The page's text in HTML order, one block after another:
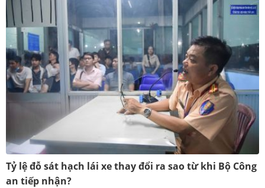
Tỷ lệ đỗ sát hạch lái xe thay đổi ra sao từ khi Bộ Công
an tiếp nhận?